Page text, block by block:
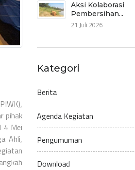
pihak
4 Mei
Ahli,
Aksi Kolaborasi
Pembersihan...
21 Juli 2026
Kategori
Berita
Agenda Kegiatan
Pengumuman
Download